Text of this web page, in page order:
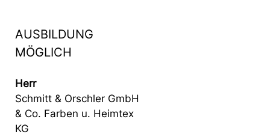
AUSBILDUNG
MÖGLICH
Herr
Schmitt & Orschler GmbH
& Co. Farben u. Heimtex
KG